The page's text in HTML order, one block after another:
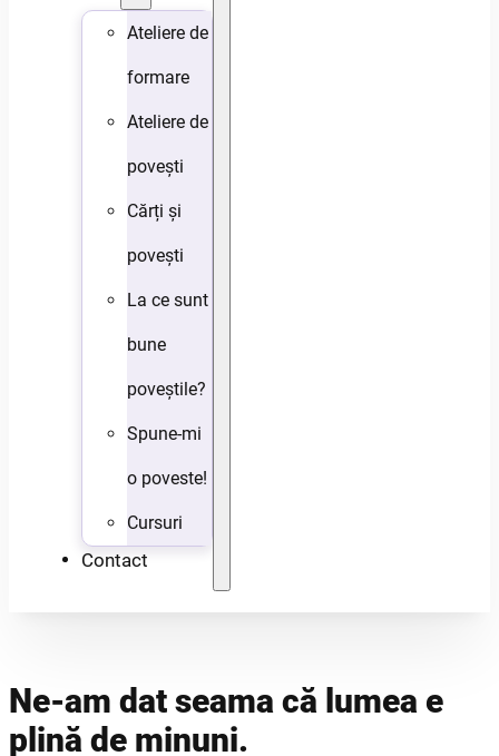
Ateliere de
formare
Ateliere de
povești
Cărți și
povești
La ce sunt
bune
poveștile?
Spune-mi
o poveste!
Cursuri
Contact
Ne-am dat seama că lumea e
plină de minuni.